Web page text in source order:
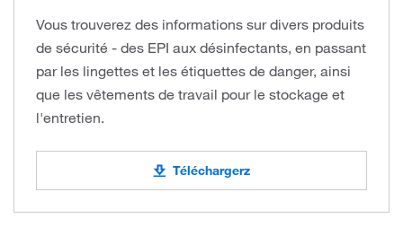
Vous trouverez des informations sur divers produits
de sécurité - des EPI aux désinfectants, en passant
par les lingettes et les étiquettes de danger, ainsi
que les vêtements de travail pour le stockage et
l'entretien.
Téléchargerz